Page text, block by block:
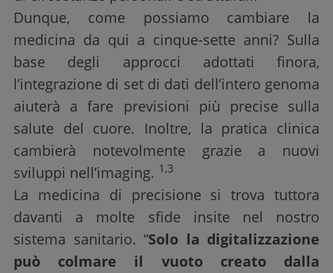
Dunque, come possiamo cambiare la
medicina da qui a cinque-sette anni? Sulla
base degli approcci adottati finora,
l’integrazione di set di dati dell’intero genoma
aiuterà a fare previsioni più precise sulla
salute del cuore. Inoltre, la pratica clinica
cambierà notevolmente grazie a nuovi
sviluppi nell’imaging. 1,3
La medicina di precisione si trova tuttora
davanti a molte sfide insite nel nostro
sistema sanitario. “Solo la digitalizzazione
può colmare il vuoto creato dalla